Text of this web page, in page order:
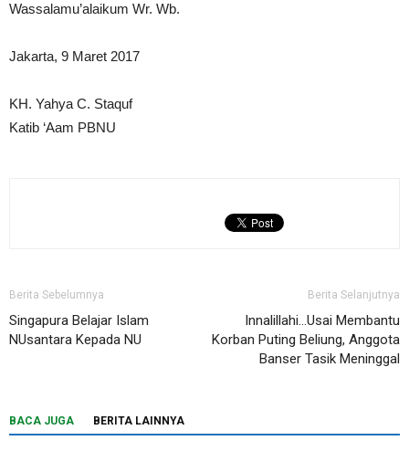
Wassalamu’alaikum Wr. Wb.
Jakarta, 9 Maret 2017
KH. Yahya C. Staquf
Katib ‘Aam PBNU
Berita Sebelumnya
Singapura Belajar Islam
NUsantara Kepada NU
Berita Selanjutnya
Innalillahi…Usai Membantu
Korban Puting Beliung, Anggota
Banser Tasik Meninggal
BACA JUGA BERITA LAINNYA